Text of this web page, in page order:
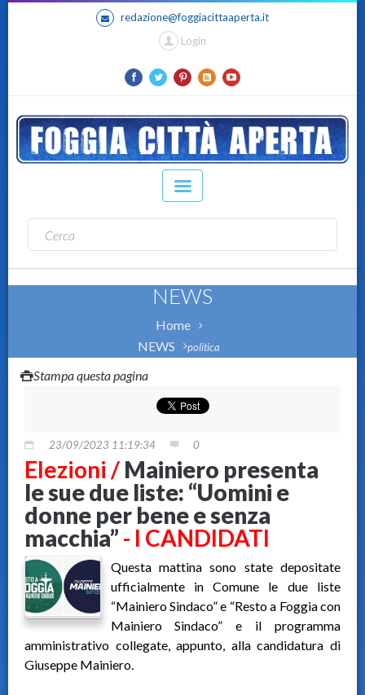
redazione@foggiacittaaperta.it
Login
NEWS
Home
NEWS
politica
Stampa questa pagina
23/09/2023 11:19:34 0
Elezioni / Mainiero presenta
le sue due liste: “Uomini e
donne per bene e senza
macchia” - I CANDIDATI
Questa mattina sono state depositate
ufficialmente in Comune le due liste
“Mainiero Sindaco” e “Resto a Foggia con
Mainiero Sindaco” e il programma
amministrativo collegate, appunto, alla candidatura di
Giuseppe Mainiero.